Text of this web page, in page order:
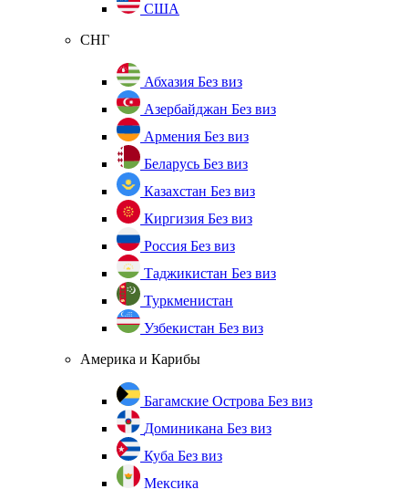
США
СНГ
Абхазия Без виз
Азербайджан Без виз
Армения Без виз
Беларусь Без виз
Казахстан Без виз
Киргизия Без виз
Россия Без виз
Таджикистан Без виз
Туркменистан
Узбекистан Без виз
Америка и Карибы
Багамские Острова Без виз
Доминикана Без виз
Куба Без виз
Мексика